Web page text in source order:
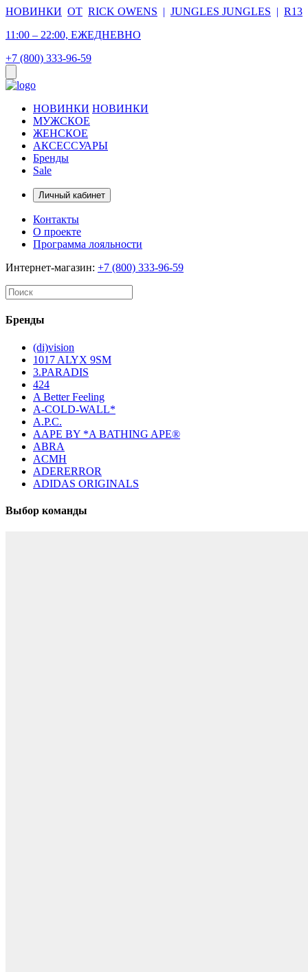
НОВИНКИ ОТ RICK OWENS | JUNGLES JUNGLES | R13
11:00 – 22:00, ЕЖЕДНЕВНО
+7 (800) 333-96-59
НОВИНКИ НОВИНКИ
МУЖСКОЕ
ЖЕНСКОЕ
АКСЕССУАРЫ
Бренды
Sale
Личный кабинет
Контакты
О проекте
Программа лояльности
Интернет-магазин: +7 (800) 333-96-59
Бренды
(di)vision
1017 ALYX 9SM
3.PARADIS
424
A Better Feeling
A-COLD-WALL*
A.P.C.
AAPE BY *A BATHING APE®
ABRA
ACMH
ADERERROR
ADIDAS ORIGINALS
Выбор команды